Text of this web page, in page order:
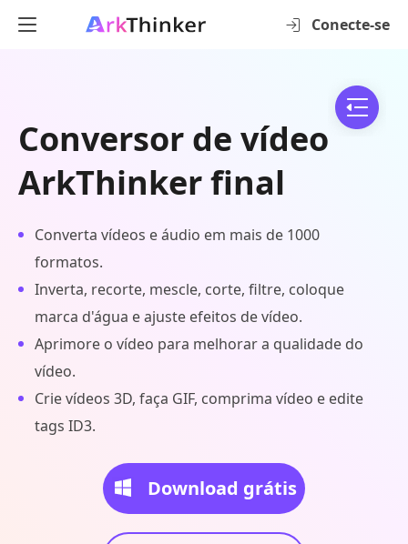
Conecte-se
Conversor de vídeo
ArkThinker final
Converta vídeos e áudio em mais de 1000
formatos.
Inverta, recorte, mescle, corte, filtre, coloque
marca d'água e ajuste efeitos de vídeo.
Aprimore o vídeo para melhorar a qualidade do
vídeo.
Crie vídeos 3D, faça GIF, comprima vídeo e edite
tags ID3.
Download grátis